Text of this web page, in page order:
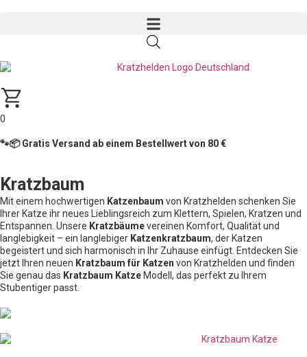
0
🐾📦 Gratis Versand ab einem Bestellwert von 80 €
Kratzbaum
Mit einem hochwertigen Katzenbaum von Kratzhelden schenken Sie
Ihrer Katze ihr neues Lieblingsreich zum Klettern, Spielen, Kratzen und
Entspannen. Unsere Kratzbäumevereinen Komfort, Qualität und
langlebigkeit – ein langlebiger Katzenkratzbaum, der Katzen
begeistert und sich harmonisch in Ihr Zuhause einfügt. Entdecken Sie
jetzt Ihren neuen Kratzbaum für Katzen von Kratzhelden und finden
Sie genau das Kratzbaum Katze Modell, das perfekt zu Ihrem
Stubentiger passt.